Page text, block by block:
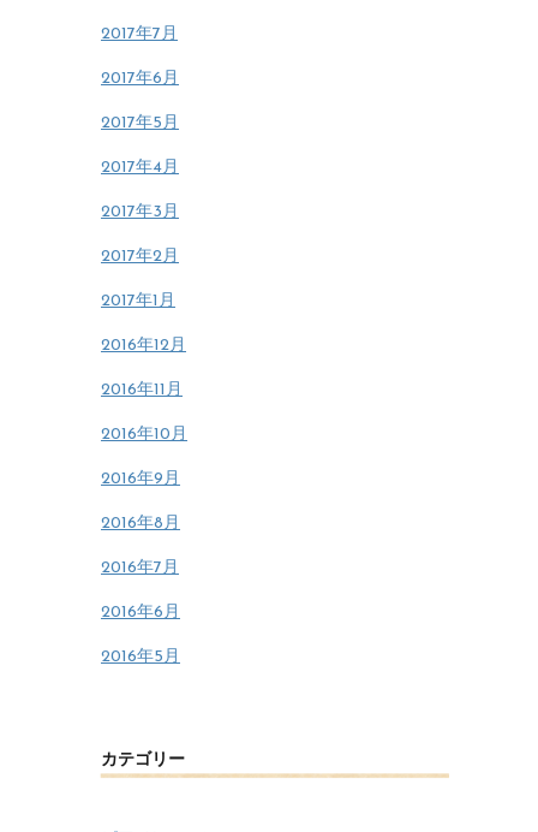
2017年7月
2017年6月
2017年5月
2017年4月
2017年3月
2017年2月
2017年1月
2016年12月
2016年11月
2016年10月
2016年9月
2016年8月
2016年7月
2016年6月
2016年5月
カテゴリー